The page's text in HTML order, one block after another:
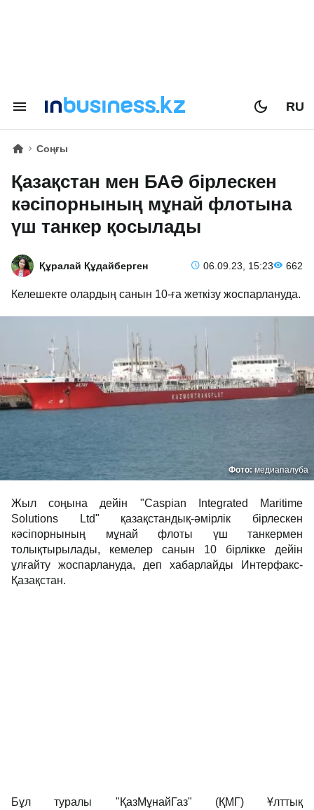
RU
Соңғы
Қазақстан мен БАӘ бірлескен
кәсіпорнының мұнай флотына
үш танкер қосылады
Құралай Құдайберген 06.09.23, 15:23 662
Келешекте олардың санын 10-ға жеткізу жоспарлануда.
Фото: медиапалуба
Жыл соңына дейін "Caspian Integrated Maritime
Solutions Ltd" қазақстандық-әмірлік бірлескен
кәсіпорнының мұнай флоты үш танкермен
толықтырылады, кемелер санын 10 бірлікке дейін
ұлғайту жоспарлануда, деп хабарлайды Интерфакс-
Қазақстан.
Бұл туралы "ҚазМұнайГаз" (ҚМГ) Ұлттық